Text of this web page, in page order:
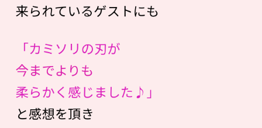
来られているゲストにも
「カミソリの刃が
今までよりも
柔らかく感じました♪」
と感想を頂き